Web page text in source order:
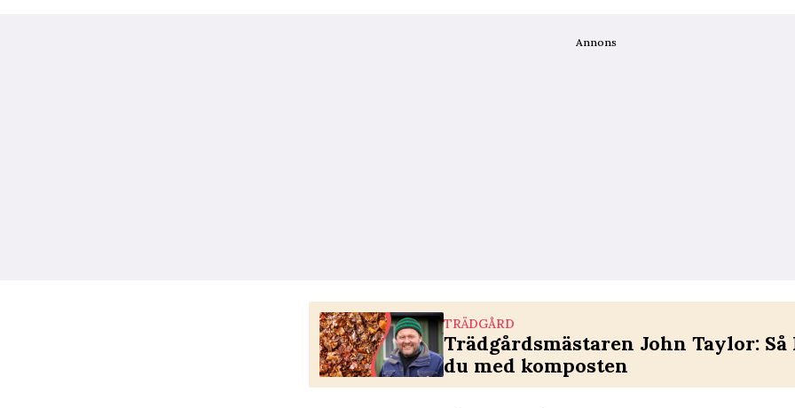
Annons
TRÄDGÅRD
Trädgårdsmästaren John Taylor:
du med komposten